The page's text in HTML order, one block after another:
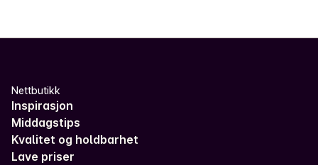
Nettbutikk
Inspirasjon
Middagstips
Kvalitet og holdbarhet
Lave priser